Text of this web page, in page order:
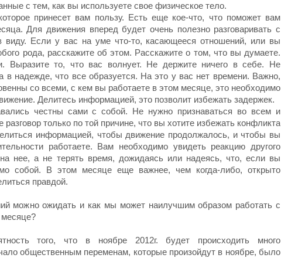
с тем, как вы используете свое физическое тело.
принесет вам пользу. Есть еще кое-что, что поможет вам
Для движения вперед будет очень полезно разговаривать с
Если у вас на уме что-то, касающееся отношений, или вы
рода, расскажите об этом. Расскажите о том, что вы думаете.
Выразите то, что вас волнует. Не держите ничего в себе. Не
в надежде, что все образуется. На это у вас нет времени. Важно,
со всеми, с кем вы работаете в этом месяце, это необходимо
Делитесь информацией, это позволит избежать задержек.
честны сами с собой. Не нужно признаваться во всем и
разговор только по той причине, что вы хотите избежать конфликта
информацией, чтобы движение продолжалось, и чтобы вы
работаете. Вам необходимо увидеть реакцию другого
на нее, а не терять время, дожидаясь или надеясь, что, если вы
собой. В этом месяце еще важнее, чем когда-либо, открыто
правдой.
можно ожидать и как мы может наилучшим образом работать с
месяце?
того, что в ноябре 2012г. будет происходить много
общественным переменам, которые произойдут в ноябре, было